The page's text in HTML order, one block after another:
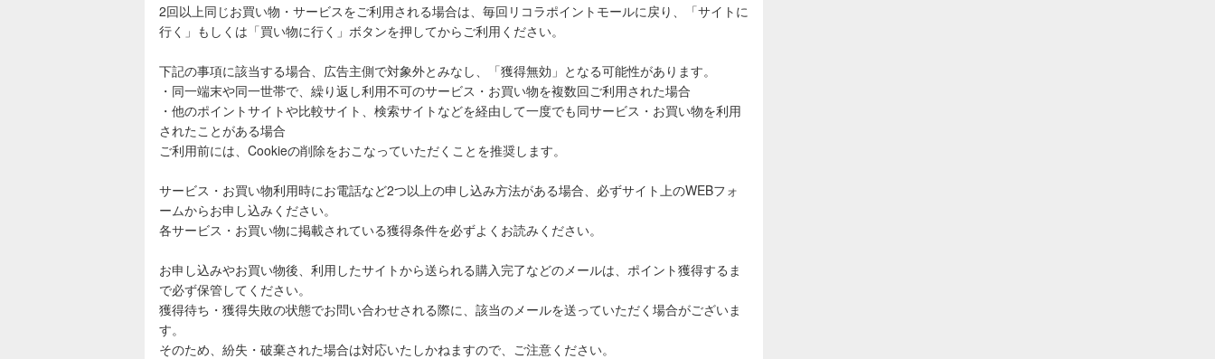
2回以上同じお買い物・サービスをご利用される場合は、毎回リコラポイントモールに戻り、「サイトに
行く」もしくは「買い物に行く」ボタンを押してからご利用ください。
下記の事項に該当する場合、広告主側で対象外とみなし、「獲得無効」となる可能性があります。
・同一端末や同一世帯で、繰り返し利用不可のサービス・お買い物を複数回ご利用された場合
・他のポイントサイトや比較サイト、検索サイトなどを経由して一度でも同サービス・お買い物を利用
されたことがある場合
ご利用前には、Cookieの削除をおこなっていただくことを推奨します。
サービス・お買い物利用時にお電話など2つ以上の申し込み方法がある場合、必ずサイト上のWEBフォ
ームからお申し込みください。
各サービス・お買い物に掲載されている獲得条件を必ずよくお読みください。
お申し込みやお買い物後、利用したサイトから送られる購入完了などのメールは、ポイント獲得するま
で必ず保管してください。
獲得待ち・獲得失敗の状態でお問い合わせされる際に、該当のメールを送っていただく場合がございま
す。
そのため、紛失・破棄された場合は対応いたしかねますので、ご注意ください。